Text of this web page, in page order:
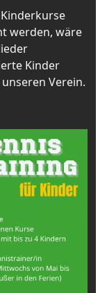
werden, wäre
Kinder
Verein.